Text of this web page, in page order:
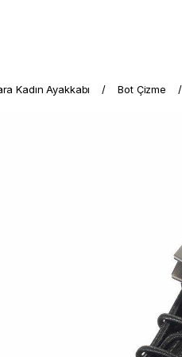
Kadın Ayakkabı Bot Çizme